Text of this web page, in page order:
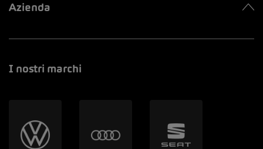
Azienda
I nostri marchi